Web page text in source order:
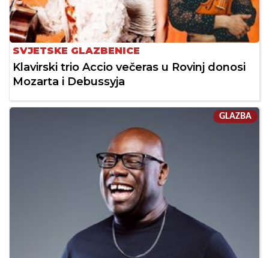
SVJETSKE GLAZBENICE
Klavirski trio Accio večeras u Rovinj donosi
Mozarta i Debussyja
GLAZBA